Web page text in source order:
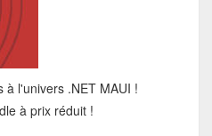
à l'univers .NET MAUI !
à prix réduit !